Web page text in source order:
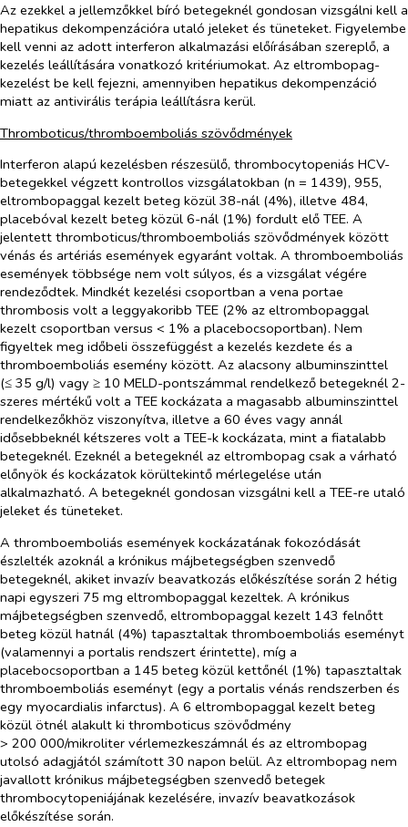
Az ezekkel a jellemzőkkel bíró betegeknél gondosan vizsgálni kell a
hepatikus dekompenzációra utaló jeleket és tüneteket. Figyelembe
kell venni az adott interferon alkalmazási előírásában szereplő, a
kezelés leállítására vonatkozó kritériumokat. Az eltrombopag-
kezelést be kell fejezni, amennyiben hepatikus dekompenzáció
miatt az antivirális terápia leállításra kerül.
Thromboticus/thromboemboliás szövődmények
Interferon alapú kezelésben részesülő, thrombocytopeniás HCV-
betegekkel végzett kontrollos vizsgálatokban (n = 1439), 955,
eltrombopaggal kezelt beteg közül 38-nál (4%), illetve 484,
placebóval kezelt beteg közül 6-nál (1%) fordult elő TEE. A
jelentett thromboticus/thromboemboliás szövődmények között
vénás és artériás események egyaránt voltak. A thromboemboliás
események többsége nem volt súlyos, és a vizsgálat végére
rendeződtek. Mindkét kezelési csoportban a vena portae
thrombosis volt a leggyakoribb TEE (2% az eltrombopaggal
kezelt csoportban versus < 1% a placebocsoportban). Nem
figyeltek meg időbeli összefüggést a kezelés kezdete és a
thromboemboliás esemény között. Az alacsony albuminszinttel
(≤ 35 g/l) vagy ≥ 10 MELD-pontszámmal rendelkező betegeknél 2-
szeres mértékű volt a TEE kockázata a magasabb albuminszinttel
rendelkezőkhöz viszonyítva, illetve a 60 éves vagy annál
idősebbeknél kétszeres volt a TEE-k kockázata, mint a fiatalabb
betegeknél. Ezeknél a betegeknél az eltrombopag csak a várható
előnyök és kockázatok körültekintő mérlegelése után
alkalmazható. A betegeknél gondosan vizsgálni kell a TEE-re utaló
jeleket és tüneteket.
A thromboemboliás események kockázatának fokozódását
észlelték azoknál a krónikus májbetegségben szenvedő
betegeknél, akiket invazív beavatkozás előkészítése során 2 hétig
napi egyszeri 75 mg eltrombopaggal kezeltek. A krónikus
májbetegségben szenvedő, eltrombopaggal kezelt 143 felnőtt
beteg közül hatnál (4%) tapasztaltak thromboemboliás eseményt
(valamennyi a portalis rendszert érintette), míg a
placebocsoportban a 145 beteg közül kettőnél (1%) tapasztaltak
thromboemboliás eseményt (egy a portalis vénás rendszerben és
egy myocardialis infarctus). A 6 eltrombopaggal kezelt beteg
közül ötnél alakult ki thromboticus szövődmény
> 200 000/mikroliter vérlemezkeszámnál és az eltrombopag
utolsó adagjától számított 30 napon belül. Az eltrombopag nem
javallott krónikus májbetegségben szenvedő betegek
thrombocytopeniájának kezelésére, invazív beavatkozások
előkészítése során.